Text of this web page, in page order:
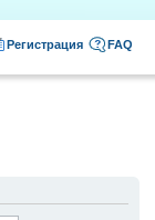
FAQ
Регистрация